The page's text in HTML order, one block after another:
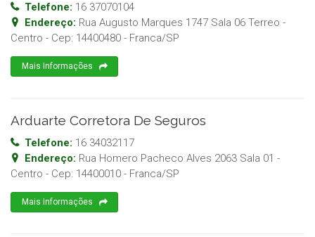
Telefone: 16 37070104
Endereço: Rua Augusto Marques 1747 Sala 06 Terreo -
Centro - Cep: 14400480 - Franca/SP
Mais Informações
Arduarte Corretora De Seguros
Telefone: 16 34032117
Endereço: Rua Homero Pacheco Alves 2063 Sala 01 -
Centro - Cep: 14400010 - Franca/SP
Mais Informações